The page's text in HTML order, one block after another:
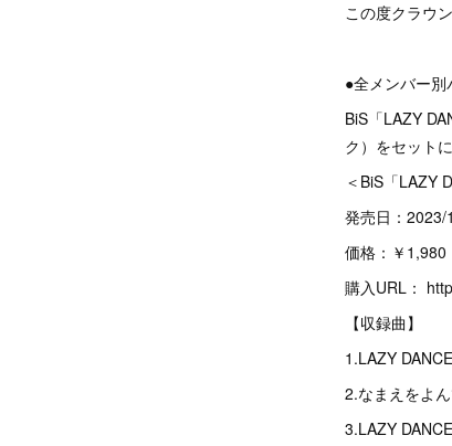
この度クラウ
●全メンバー
BiS「LAZY
ク）をセット
＜BiS「LAZY
発売日：
価格：￥1,980
購入URL：
【収録曲】
1.LAZY DANCE
2.なまえをよ
3.LAZY